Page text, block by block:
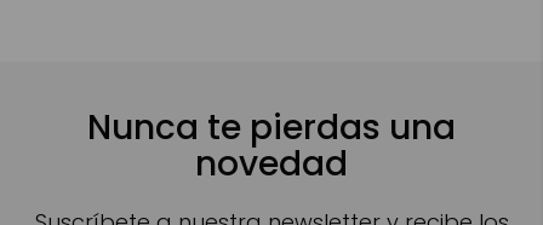
Nunca te pierdas una
novedad